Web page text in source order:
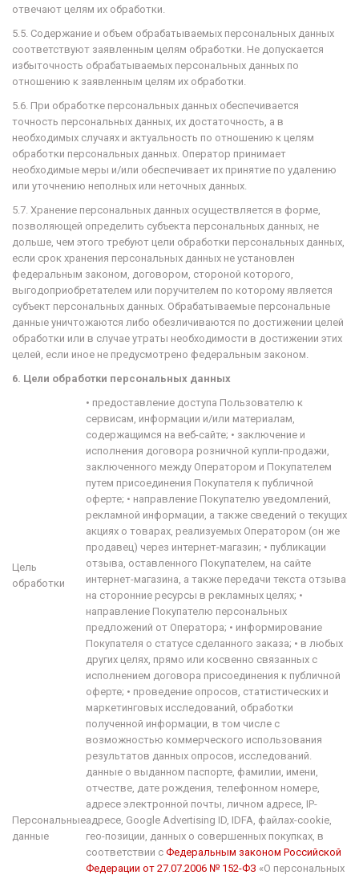
отвечают целям их обработки.
5.5. Содержание и объем обрабатываемых персональных данных
соответствуют заявленным целям обработки. Не допускается
избыточность обрабатываемых персональных данных по
отношению к заявленным целям их обработки.
5.6. При обработке персональных данных обеспечивается
точность персональных данных, их достаточность, а в
необходимых случаях и актуальность по отношению к целям
обработки персональных данных. Оператор принимает
необходимые меры и/или обеспечивает их принятие по удалению
или уточнению неполных или неточных данных.
5.7. Хранение персональных данных осуществляется в форме,
позволяющей определить субъекта персональных данных, не
дольше, чем этого требуют цели обработки персональных данных,
если срок хранения персональных данных не установлен
федеральным законом, договором, стороной которого,
выгодоприобретателем или поручителем по которому является
субъект персональных данных. Обрабатываемые персональные
данные уничтожаются либо обезличиваются по достижении целей
обработки или в случае утраты необходимости в достижении этих
целей, если иное не предусмотрено федеральным законом.
6. Цели обработки персональных данных
Цель
обработки
• предоставление доступа Пользователю к
сервисам, информации и/или материалам,
содержащимся на веб-сайте; • заключение и
исполнения договора розничной купли-продажи,
заключенного между Оператором и Покупателем
путем присоединения Покупателя к публичной
оферте; • направление Покупателю уведомлений,
рекламной информации, а также сведений о текущих
акциях о товарах, реализуемых Оператором (он же
продавец) через интернет-магазин; • публикации
отзыва, оставленного Покупателем, на сайте
интернет-магазина, а также передачи текста отзыва
на сторонние ресурсы в рекламных целях; •
направление Покупателю персональных
предложений от Оператора; • информирование
Покупателя о статусе сделанного заказа; • в любых
других целях, прямо или косвенно связанных с
исполнением договора присоединения к публичной
оферте; • проведение опросов, статистических и
маркетинговых исследований, обработки
полученной информации, в том числе с
возможностью коммерческого использования
результатов данных опросов, исследований.
Персональные
данные
данные о выданном паспорте, фамилии, имени,
отчестве, дате рождения, телефонном номере,
адресе электронной почты, личном адресе, IP-
адресе, Google Advertising ID, IDFA, файлах-cookie,
гео-позиции, данных о совершенных покупках, в
соответствии с Федеральным законом Российской
Федерации от 27.07.2006 № 152-ФЗ «О персональных